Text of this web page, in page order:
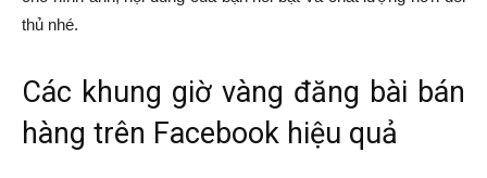
thủ nhé.
Các khung giờ vàng đăng bài bán
hàng trên Facebook hiệu quả